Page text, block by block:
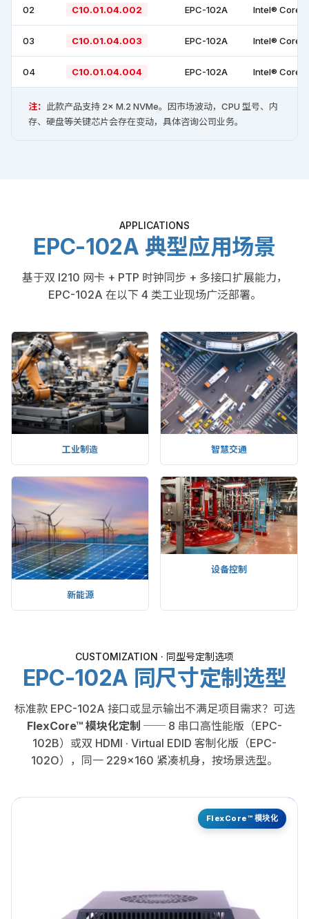
02 C10.01.04.002 EPC-102A Intel® Core™
03 C10.01.04.003 EPC-102A Intel® Core™
04 C10.01.04.004 EPC-102A Intel® Core™
注：
此款产品支持 2× M.2 NVMe。因市场波动，CPU 型号、内
存、硬盘等关键芯片会存在变动，具体咨询公司业务。
APPLICATIONS
EPC-102A 典型应用场景
基于双 I210 网卡 + PTP 时钟同步 + 多接口扩展能力，
EPC-102A 在以下 4 类工业现场广泛部署。
工业制造 智慧交通
新能源
设备控制
CUSTOMIZATION · 同型号定制选项
EPC-102A 同尺寸定制选型
标准款 EPC-102A 接口或显示输出不满足项目需求？可选
FlexCore™ 模块化定制 ── 8 串口高性能版（EPC-
102B）或双 HDMI · Virtual EDID 客制化版（EPC-
102O），同一 229×160 紧凑机身，按场景选型。
FlexCore™ 模块化